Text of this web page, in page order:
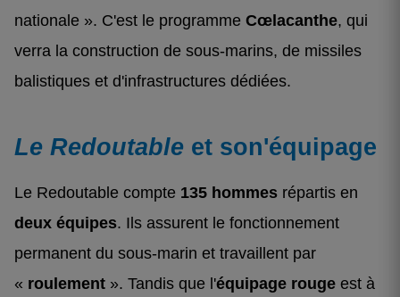
nationale ». C'est le programme Cœlacanthe, qui
verra la construction de sous-marins, de missiles
balistiques et d'infrastructures dédiées.
Le Redoutable et son'équipage
Le Redoutable compte 135 hommes répartis en
deux équipes. Ils assurent le fonctionnement
permanent du sous-marin et travaillent par
« roulement ». Tandis que l'équipage rouge est à